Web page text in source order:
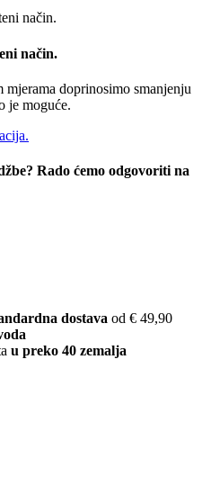
način.
doprinosimo smanjenju
je moguće.
Rado ćemo odgovoriti na
dostava od € 49,90
u preko 40 zemalja